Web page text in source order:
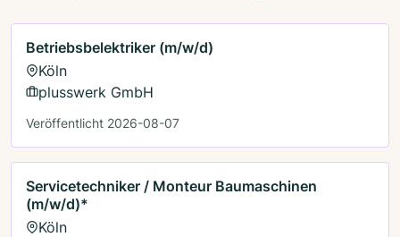
Betriebsbelektriker (m/w/d)
Köln
plusswerk GmbH
Veröffentlicht 2026-08-07
Servicetechniker / Monteur Baumaschinen
(m/w/d)*
Köln